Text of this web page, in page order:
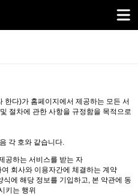
한다)가 홈페이지에서 제공하는 모든 서
절차에 관한 사항을 규정함을 목적으로
각 호와 같습니다.
공하는 서비스를 받는 자
회사와 이용자간에 체결하는 계약
식에 해당 정보를 기입하고, 본 약관에 동
키는 행위